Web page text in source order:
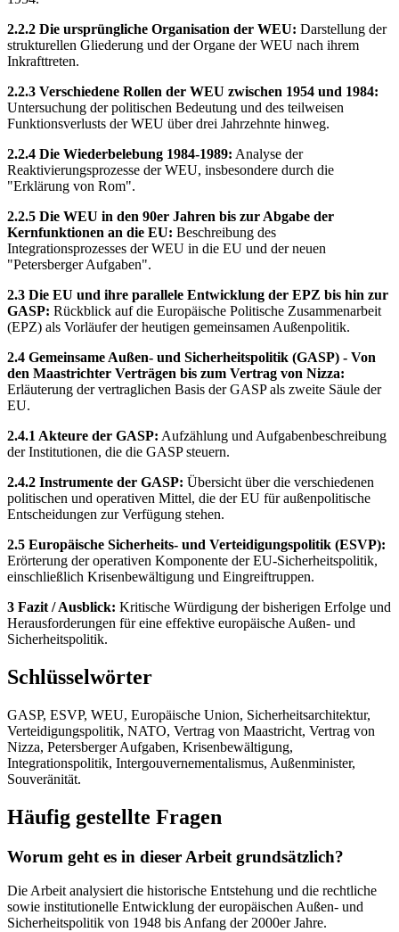
2.2.2 Die ursprüngliche Organisation der WEU: Darstellung der
strukturellen Gliederung und der Organe der WEU nach ihrem
Inkrafttreten.
2.2.3 Verschiedene Rollen der WEU zwischen 1954 und 1984:
Untersuchung der politischen Bedeutung und des teilweisen
Funktionsverlusts der WEU über drei Jahrzehnte hinweg.
2.2.4 Die Wiederbelebung 1984-1989: Analyse der
Reaktivierungsprozesse der WEU, insbesondere durch die
"Erklärung von Rom".
2.2.5 Die WEU in den 90er Jahren bis zur Abgabe der
Kernfunktionen an die EU: Beschreibung des
Integrationsprozesses der WEU in die EU und der neuen
"Petersberger Aufgaben".
2.3 Die EU und ihre parallele Entwicklung der EPZ bis hin zur
GASP: Rückblick auf die Europäische Politische Zusammenarbeit
(EPZ) als Vorläufer der heutigen gemeinsamen Außenpolitik.
2.4 Gemeinsame Außen- und Sicherheitspolitik (GASP) - Von
den Maastrichter Verträgen bis zum Vertrag von Nizza:
Erläuterung der vertraglichen Basis der GASP als zweite Säule der
EU.
2.4.1 Akteure der GASP: Aufzählung und Aufgabenbeschreibung
der Institutionen, die die GASP steuern.
2.4.2 Instrumente der GASP: Übersicht über die verschiedenen
politischen und operativen Mittel, die der EU für außenpolitische
Entscheidungen zur Verfügung stehen.
2.5 Europäische Sicherheits- und Verteidigungspolitik (ESVP):
Erörterung der operativen Komponente der EU-Sicherheitspolitik,
einschließlich Krisenbewältigung und Eingreiftruppen.
3 Fazit / Ausblick: Kritische Würdigung der bisherigen Erfolge und
Herausforderungen für eine effektive europäische Außen- und
Sicherheitspolitik.
Schlüsselwörter
GASP, ESVP, WEU, Europäische Union, Sicherheitsarchitektur,
Verteidigungspolitik, NATO, Vertrag von Maastricht, Vertrag von
Nizza, Petersberger Aufgaben, Krisenbewältigung,
Integrationspolitik, Intergouvernementalismus, Außenminister,
Souveränität.
Häufig gestellte Fragen
Worum geht es in dieser Arbeit grundsätzlich?
Die Arbeit analysiert die historische Entstehung und die rechtliche
sowie institutionelle Entwicklung der europäischen Außen- und
Sicherheitspolitik von 1948 bis Anfang der 2000er Jahre.